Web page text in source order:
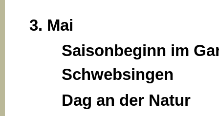
3. Mai
Saisonbeginn im
Schwebsingen
Dag an der Natur